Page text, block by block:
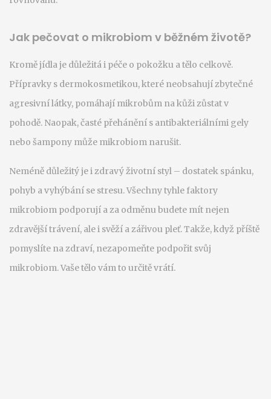
Jak pečovat o mikrobiom v běžném životě?
Kromě jídla je důležitá i péče o pokožku a tělo celkově.
Přípravky s dermokosmetikou, které neobsahují zbytečné
agresivní látky, pomáhají mikrobům na kůži zůstat v
pohodě. Naopak, časté přehánění s antibakteriálními gely
nebo šampony může mikrobiom narušit.
Neméně důležitý je i zdravý životní styl – dostatek spánku,
pohyb a vyhýbání se stresu. Všechny tyhle faktory
mikrobiom podporují a za odměnu budete mít nejen
zdravější trávení, ale i svěží a zářivou pleť. Takže, když příště
pomyslíte na zdraví, nezapomeňte podpořit svůj
mikrobiom. Vaše tělo vám to určitě vrátí.